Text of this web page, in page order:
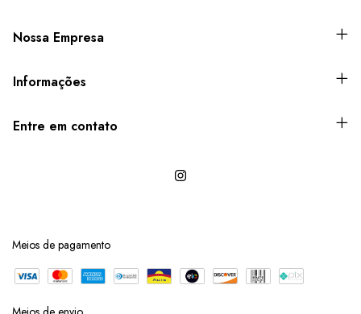
Nossa Empresa
Informações
Entre em contato
Meios de pagamento